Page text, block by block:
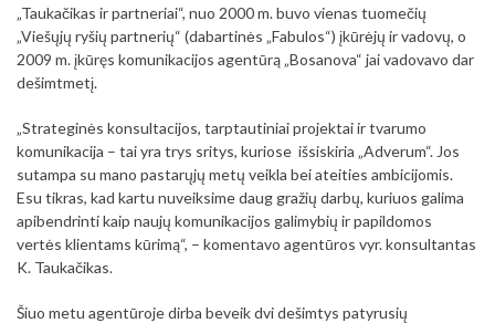
„Taukačikas ir partneriai“, nuo 2000 m. buvo vienas tuomečių
„Viešųjų ryšių partnerių“ (dabartinės „Fabulos“) įkūrėjų ir vadovų, o
2009 m. įkūręs komunikacijos agentūrą „Bosanova“ jai vadovavo dar
dešimtmetį.
„Strateginės konsultacijos, tarptautiniai projektai ir tvarumo
komunikacija – tai yra trys sritys, kuriose išsiskiria „Adverum“. Jos
sutampa su mano pastarųjų metų veikla bei ateities ambicijomis.
Esu tikras, kad kartu nuveiksime daug gražių darbų, kuriuos galima
apibendrinti kaip naujų komunikacijos galimybių ir papildomos
vertės klientams kūrimą“, – komentavo agentūros vyr. konsultantas
K. Taukačikas.
Šiuo metu agentūroje dirba beveik dvi dešimtys patyrusių